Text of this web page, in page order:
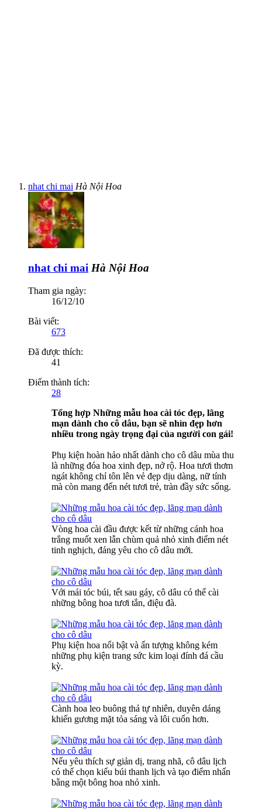
nhat chi mai Hà Nội Hoa
nhat chi mai Hà Nội Hoa
Tham gia ngày:
16/12/10
Bài viết:
673
Đã được thích:
41
Điểm thành tích:
28
Tổng hợp Những mẫu hoa cài tóc đẹp, lãng
mạn dành cho cô dâu, bạn sẽ nhìn đẹp hơn
nhiều trong ngày trọng đại của người con gái!
Phụ kiện hoàn hảo nhất dành cho cô dâu mùa thu
là những đóa hoa xinh đẹp, nở rộ. Hoa tươi thơm
ngát không chỉ tôn lên vẻ đẹp dịu dàng, nữ tính
mà còn mang đến nét tươi trẻ, tràn đầy sức sống.
Vòng hoa cài đầu được kết từ những cánh hoa
trắng muốt xen lẫn chùm quả nhỏ xinh điểm nét
tinh nghịch, đáng yêu cho cô dâu mới.
Với mái tóc búi, tết sau gáy, cô dâu có thể cài
những bông hoa tươi tắn, điệu đà.
Phụ kiện hoa nổi bật và ấn tượng không kém
những phụ kiện trang sức kim loại đính đá cầu
kỳ.
Cành hoa leo buông thả tự nhiên, duyên dáng
khiến gương mặt tỏa sáng và lôi cuốn hơn.
Nếu yêu thích sự giản dị, trang nhã, cô dâu lịch
có thể chọn kiểu búi thanh lịch và tạo điểm nhấn
bằng một bông hoa nhỏ xinh.